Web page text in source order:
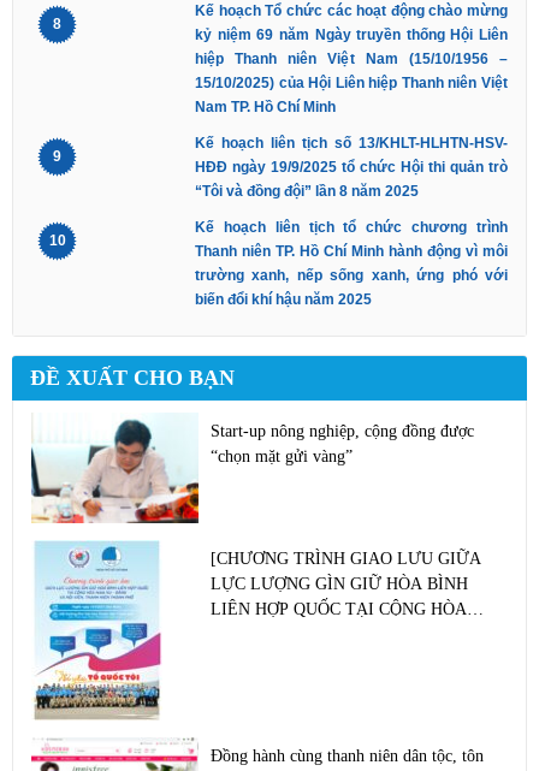
8
Kế hoạch Tổ chức các hoạt động chào mừng
kỷ niệm 69 năm Ngày truyền thống Hội Liên
hiệp Thanh niên Việt Nam (15/10/1956 –
15/10/2025) của Hội Liên hiệp Thanh niên Việt
Nam TP. Hồ Chí Minh
9
Kế hoạch liên tịch số 13/KHLT-HLHTN-HSV-
HĐĐ ngày 19/9/2025 tổ chức Hội thi quản trò
“Tôi và đồng đội” lần 8 năm 2025
10
Kế hoạch liên tịch tổ chức chương trình
Thanh niên TP. Hồ Chí Minh hành động vì môi
trường xanh, nếp sống xanh, ứng phó với
biến đổi khí hậu năm 2025
ĐỀ XUẤT CHO BẠN
Start-up nông nghiệp, cộng đồng được
“chọn mặt gửi vàng”
[CHƯƠNG TRÌNH GIAO LƯU GIỮA
LỰC LƯỢNG GÌN GIỮ HÒA BÌNH
LIÊN HỢP QUỐC TẠI CỘNG HÒA
Đồng hành cùng thanh niên dân tộc, tôn